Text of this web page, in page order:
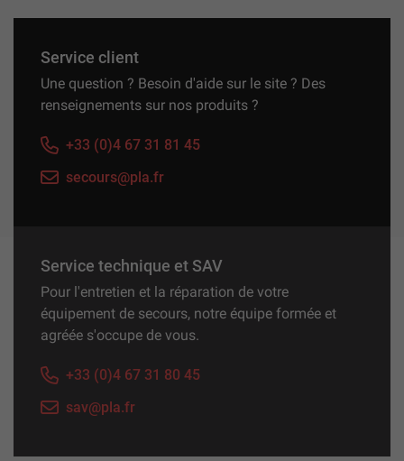
Service client
Une question ? Besoin d'aide sur le site ? Des
renseignements sur nos produits ?
+33 (0)4 67 31 81 45
secours@pla.fr
Service technique et SAV
Pour l'entretien et la réparation de votre
équipement de secours, notre équipe formée et
agréée s'occupe de vous.
+33 (0)4 67 31 80 45
sav@pla.fr